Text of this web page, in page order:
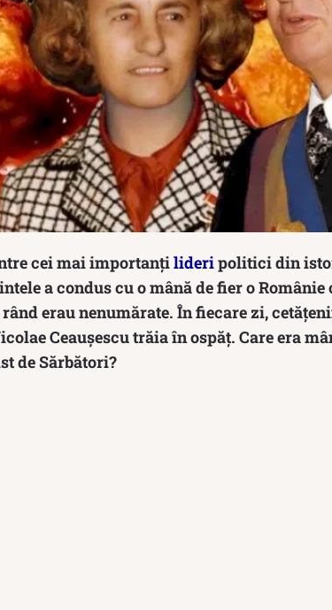
cei mai importanțilideripolitici din
a condus cu o mână de fier o
erau nenumărate. În fiecare zi,
Ceaușescu trăia în ospăț. Care era
de Sărbători?